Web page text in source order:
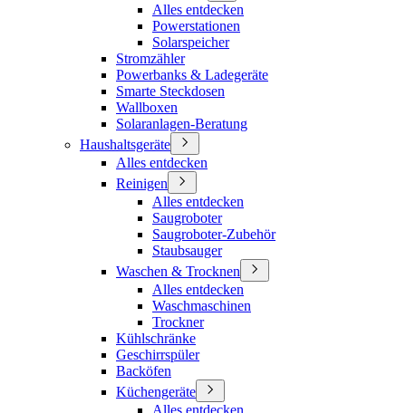
Alles entdecken
Powerstationen
Solarspeicher
Stromzähler
Powerbanks & Ladegeräte
Smarte Steckdosen
Wallboxen
Solaranlagen-Beratung
Haushaltsgeräte
Alles entdecken
Reinigen
Alles entdecken
Saugroboter
Saugroboter-Zubehör
Staubsauger
Waschen & Trocknen
Alles entdecken
Waschmaschinen
Trockner
Kühlschränke
Geschirrspüler
Backöfen
Küchengeräte
Alles entdecken